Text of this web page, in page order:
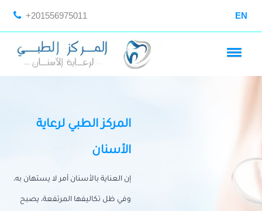
+201556975011 EN
المركز الطبي لرعاية
الأسنان
إن العناية بالأسنان أمر لا يستهان به،
وفي ظل تكاليفها المرتفعة، يصبح